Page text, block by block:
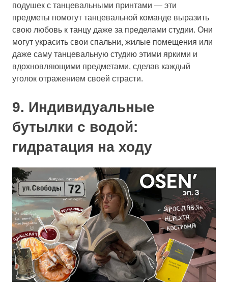
подушек с танцевальными принтами — эти
предметы помогут танцевальной команде выразить
свою любовь к танцу даже за пределами студии. Они
могут украсить свои спальни, жилые помещения или
даже саму танцевальную студию этими яркими и
вдохновляющими предметами, сделав каждый
уголок отражением своей страсти.
9. Индивидуальные
бутылки с водой:
гидратация на ходу